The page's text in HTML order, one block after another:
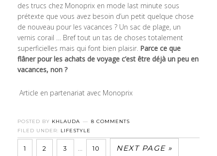
des trucs chez Monoprix en mode last minute sous
prétexte que vous avez besoin d’un petit quelque chose
de nouveau pour les vacances ? Un sac de plage, un
vernis corail … Bref tout un tas de choses totalement
superficielles mais qui font bien plaisir. Parce ce que
flâner pour les achats de voyage c’est être déjà un peu en
vacances, non ?
Article en partenariat avec Monoprix
POSTED BY KHLAUDA
8 COMMENTS
FILED UNDER: LIFESTYLE
1 2 3 10 NEXT PAGE »